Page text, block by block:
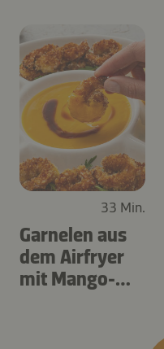
33 Min.
Garnelen aus
dem Airfryer
mit Mango-